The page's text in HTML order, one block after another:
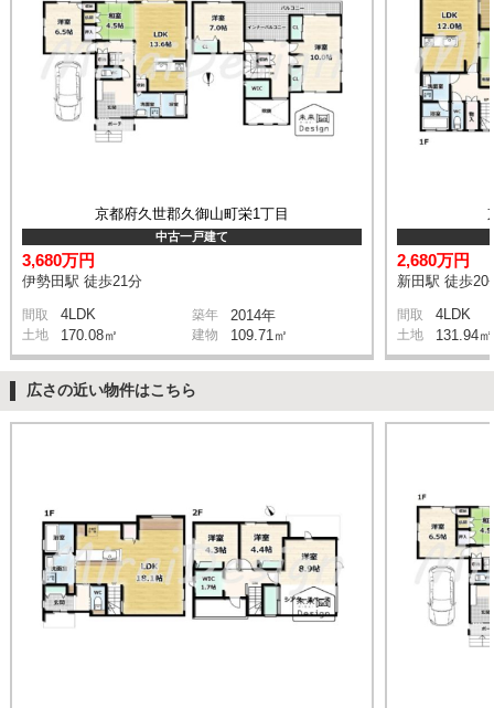
京都府久世郡久御山町栄1丁目
中古一戸建て
3,680万円
伊勢田駅 徒歩21分
間取 4LDK 築年 2014年
土地 170.08㎡ 建物 109.71㎡
2,680万円
新田駅 徒歩20
間取 4LDK
土地 131.94㎡
広さの近い物件はこちら